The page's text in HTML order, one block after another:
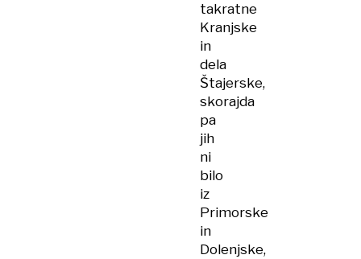
takratne
Kranjske
in
dela
Štajerske,
skorajda
pa
jih
ni
bilo
iz
Primorske
in
Dolenjske,